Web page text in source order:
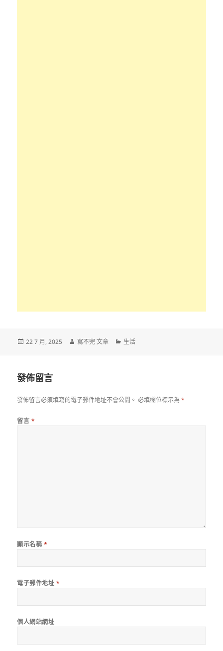
發
22 7 月, 2025
作
寫不完 文章
分
生活
發佈留言
發佈留言必須填寫的電子郵件地址不會公開。 必填欄位標示為*
留言 *
顯示名稱 *
電子郵件地址 *
個人網站網址